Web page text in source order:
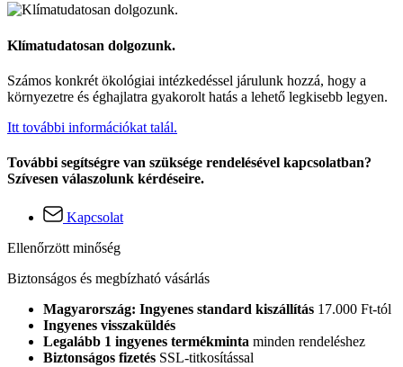
Klímatudatosan dolgozunk.
Számos konkrét ökológiai intézkedéssel járulunk hozzá, hogy a
környezetre és éghajlatra gyakorolt hatás a lehető legkisebb legyen.
Itt további információkat talál.
További segítségre van szüksége rendelésével kapcsolatban?
Szívesen válaszolunk kérdéseire.
Kapcsolat
Ellenőrzött minőség
Biztonságos és megbízható vásárlás
Magyarország: Ingyenes standard kiszállítás 17.000 Ft-tól
Ingyenes visszaküldés
Legalább 1 ingyenes termékminta minden rendeléshez
Biztonságos fizetés SSL-titkosítással